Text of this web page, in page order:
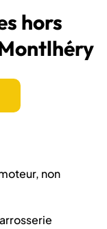
hors
non